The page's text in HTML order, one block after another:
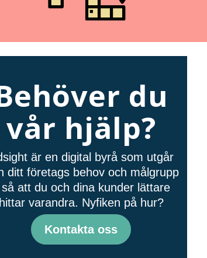
du
vår hjälp?
är en digital byrå som utgår
ditt företags behov och målgrupp
att du och dina kunder lättare
hittar varandra. Nyfiken på hur?
Kontakta oss